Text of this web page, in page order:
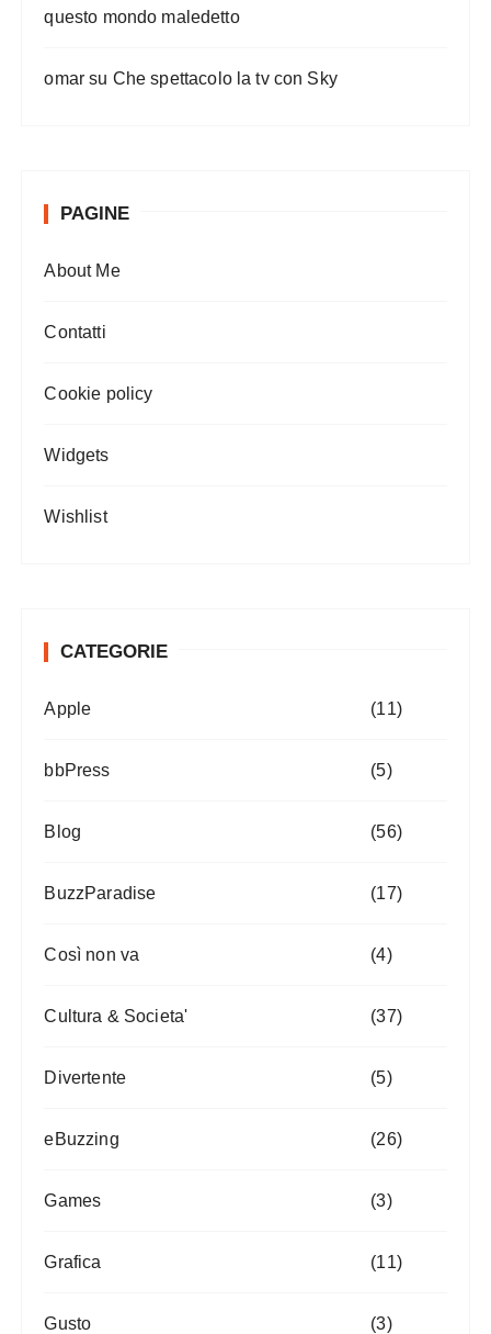
questo mondo maledetto
omar su Che spettacolo la tv con Sky
PAGINE
About Me
Contatti
Cookie policy
Widgets
Wishlist
CATEGORIE
Apple (11)
bbPress (5)
Blog (56)
BuzzParadise (17)
Così non va (4)
Cultura & Societa' (37)
Divertente (5)
eBuzzing (26)
Games (3)
Grafica (11)
Gusto (3)